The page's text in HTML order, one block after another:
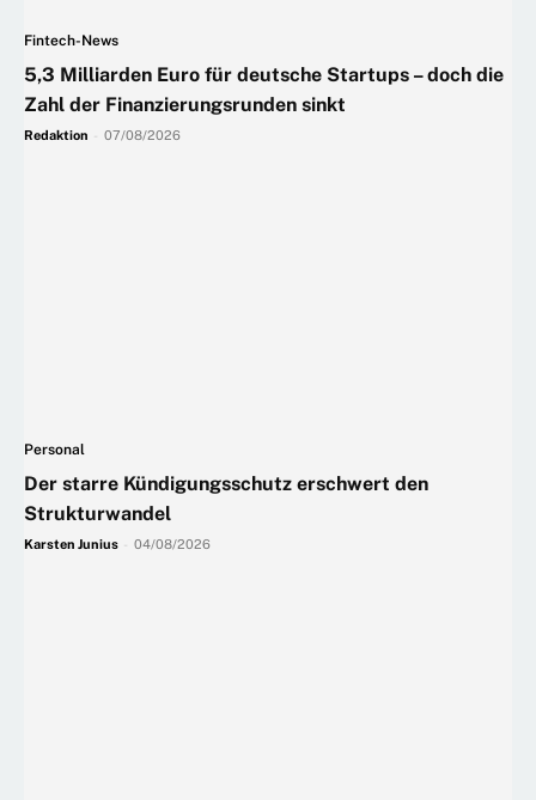
Fintech-News
5,3 Milliarden Euro für deutsche Startups – doch die
Zahl der Finanzierungsrunden sinkt
Redaktion 07/08/2026
Personal
Der starre Kündigungsschutz erschwert den
Strukturwandel
Karsten Junius 04/08/2026